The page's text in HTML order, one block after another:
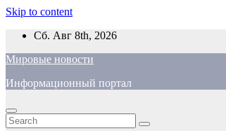
Skip to content
Сб. Авг 8th, 2026
Мировые новости
Информационный портал